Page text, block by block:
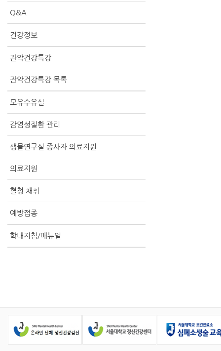
Q&A
건강정보
관악건강특강
관악건강특강 목록
모유수유실
감염성질환 관리
생물연구실 종사자 의료지원
의료지원
혈청 채취
예방접종
학내지침/매뉴얼